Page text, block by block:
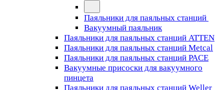
Паяльники для паяльных станций
Вакуумный паяльник
Паяльники для паяльных станций ATTEN
Паяльники для паяльных станций Metcal
Паяльники для паяльных станций PACE
Вакуумные присоски для вакуумного
пинцета
Паяльники для паяльных станций Weller